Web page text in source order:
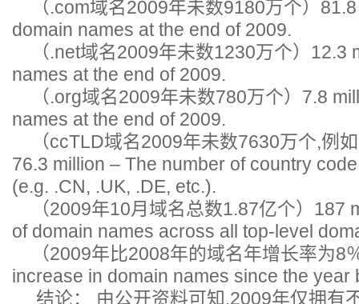
（.com域名2009年未数9180万个）
domain names at the end of 2009.
（.net域名2009年未数1230万个）12.3
names at the end of 2009.
（.org域名2009年未数780万个）7.8
names at the end of 2009.
（ccTLD域名2009年未数7630万个,例
76.3 million – The number of country
(e.g. .CN, .UK, .DE, etc.).
（2009年10月域名总数1.87亿个）187
of domain names across all top-level
（2009年比2008年的域名年增长率为8
increase in domain names since the year
结论： 由公开资料可知,2009年仅拥有